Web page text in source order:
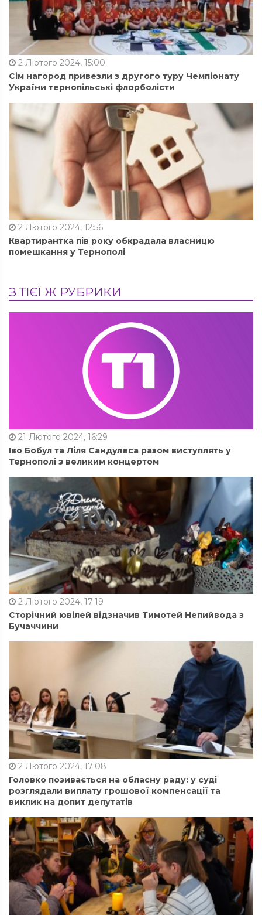
2 Лютого 2024, 15:00
Сім нагород привезли з другого туру Чемпіонату
України тернопільські флорболісти
2 Лютого 2024, 12:56
Квартирантка пів року обкрадала власницю
помешкання у Тернополі
З ТІЄЇ Ж РУБРИКИ
21 Лютого 2024, 16:29
Іво Бобул та Ліля Сандулеса разом виступлять у
Тернополі з великим концертом
2 Лютого 2024, 17:19
Сторічний ювілей відзначив Тимотей Непийвода з
Бучаччини
2 Лютого 2024, 17:08
Головко позивається на обласну раду: у суді
розглядали виплату грошової компенсації та
виклик на допит депутатів